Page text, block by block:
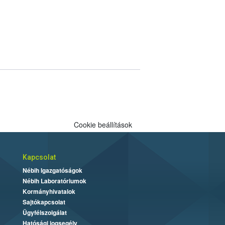
Cookie beállítások
Kapcsolat
Nébih Igazgatóságok
Nébih Laboratóriumok
Kormányhivatalok
Sajtókapcsolat
Ügyfélszolgálat
Hatósági jogsegély